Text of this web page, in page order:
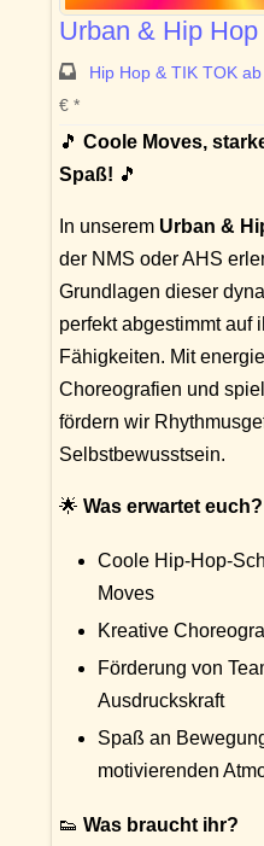
Urban & Hip
Hip Hop & TIK TOK
€ *
🎵 Coole Moves,
Spaß! 🎵
In unserem Urban &
der NMS oder AHS
Grundlagen dieser
perfekt abgestimmt auf
Fähigkeiten. Mit
Choreografien und
fördern wir
Selbstbewusstsein.
🌟 Was erwartet euch?
Coole Hip-Hop-
Moves
Kreative
Förderung von
Ausdruckskraft
Spaß an
motivierenden
👟 Was braucht ihr?